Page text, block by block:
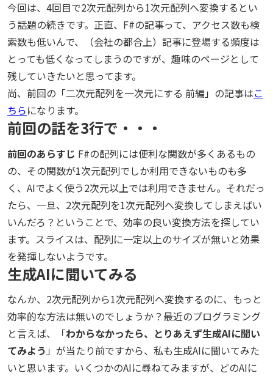
今回は、4回目で2次元配列から1次元配列へ変換するとい
う話題の続きです。正直、F#の記事って、アクセス数も検
索数も低いんで、（会社の都合上）記事に登場する頻度は
とっても低くなってしまうのですが、趣味のページとして
残していきたいと思ってます。
尚、前回の「二次元配列を一次元にする 前編」の記事はこ
ちらになります。
前回の話を3行で・・・
前回のあらすじ F#の配列には便利な関数が多くあるもの
の、その関数が1次元配列でしか利用できないものも多
く、AIでよく使う2次元以上では利用できません。それだっ
たら、一旦、2次元配列を1次元配列へ変換してしまえばい
いんだろ？ということで、効率の良い変換方法を探してい
ます。スライスは、配列に一定以上のサイズが無いと効果
を発揮しないようです。
生成AIに聞いてみる
なんか、2次元配列から1次元配列へ変換するのに、もっと
効率的な方法は無いのでしょうか？最近のプログラミング
と言えば、「わからなかったら、とりあえず生成AIに聞い
てみよう 」が当たり前ですから、私も生成AIに聞いてみた
いと思います。いくつかのAIに尋ねてみますが、どのAIに